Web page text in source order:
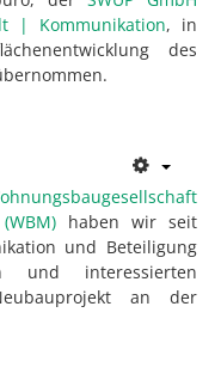
| Kommunikation, in
des
haben wir seit
und Beteiligung
und interessierten
an der